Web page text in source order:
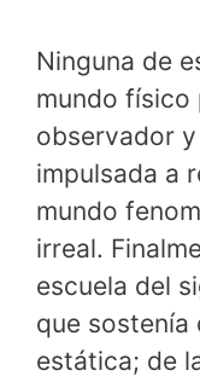
Ninguna de
mundo físico
observador
impulsada a
mundo
irreal.
escuela del
que sostenía
estática; de